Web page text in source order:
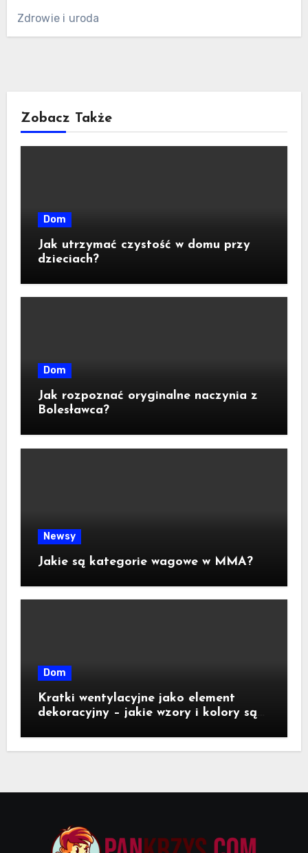
Zdrowie i uroda
Zobacz Także
Dom
Jak utrzymać czystość w domu przy
dzieciach?
Dom
Jak rozpoznać oryginalne naczynia z
Bolesławca?
Newsy
Jakie są kategorie wagowe w MMA?
Dom
Kratki wentylacyjne jako element
dekoracyjny – jakie wzory i kolory są